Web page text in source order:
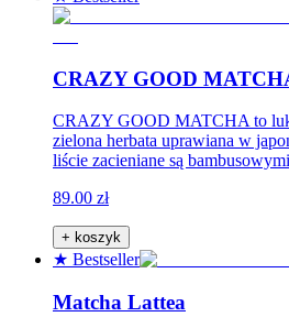
CRAZY GOOD
CRAZY GOOD MATCHA to
zielona herbata uprawiana w
liście zacieniane są
89.00 zł
+ koszyk
★ Bestseller
Matcha Lattea